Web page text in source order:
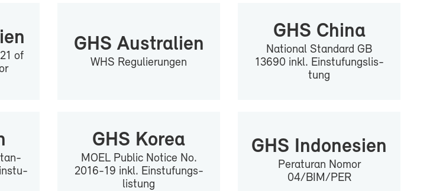
of
GHS Aus­tra­li­en
WHS Re­gu­lie­run­gen
GHS Chi­na
Na­tio­nal Stan­dard GB
13690 inkl. Ein­stu­fungs­lis­
tung
GHS Ko­rea
MO­EL Pu­blic No­tice No.
2016-19 inkl. Ein­stu­fungs­
lis­tung
GHS In­do­ne­si­en
Pe­ra­tur­an No­mor
04/BIM/PER